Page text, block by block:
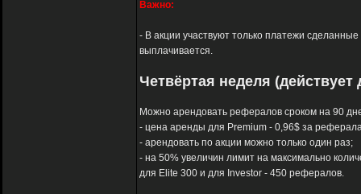
Важно:
- В акции участвуют только платежи
выплачивается.
Четвёртая неделя (действует
Можно арендовать рефералов сроком на 90
- цена аренды для Premium - 0,96$ за
- арендовать по акции можно только один раз;
- на 50% увеличин лимит на максимально
для Elite 300 и для Investor - 450 рефералов.